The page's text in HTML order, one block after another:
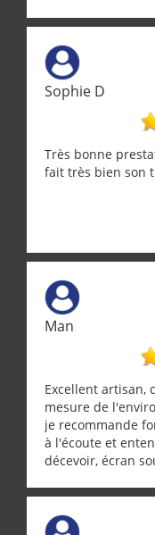
demande de l
ne se trouve que
Merci a ce
Sophie D
Très bonne
fait très bien son
Man
Excellent artisan,
mesure de
je recommande
à l'écoute et
décevoir, écran
récupérateur
œuvre sans